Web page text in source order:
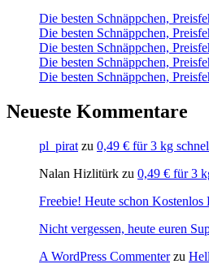
Die besten Schnäppchen,
Die besten Schnäppchen,
Die besten Schnäppchen,
Die besten Schnäppchen,
Die besten Schnäppchen,
Neueste Kommentare
pl_pirat zu 0,49 € für 3 kg
Nalan Hizlitürk zu 0,49 € für 3
Freebie! Heute schon
Nicht vergessen, heute euren
A WordPress Commenterzu